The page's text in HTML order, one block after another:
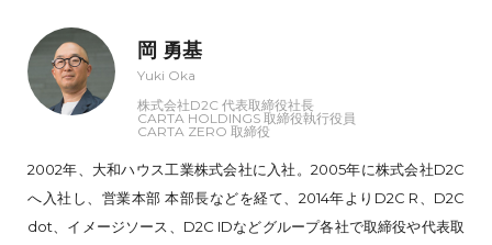
岡 勇基
Yuki Oka
株式会社D2C 代表取締役社長
CARTA HOLDINGS 取締役執行役員
CARTA ZERO 取締役
2002年、大和ハウス工業株式会社に入社。2005年に株式会社D2C
へ入社し、営業本部 本部長などを経て、2014年よりD2C R、D2C
dot、イメージソース、D2C IDなどグループ各社で取締役や代表取